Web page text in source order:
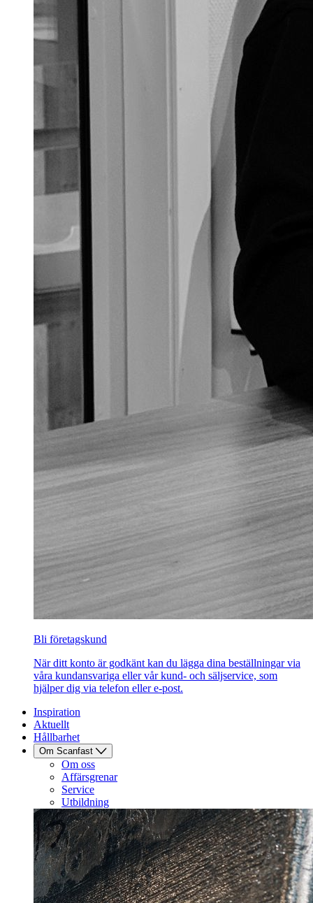
Bli företagskund
När ditt konto är godkänt kan du lägga dina beställningar via
våra kundansvariga eller vår kund- och säljservice, som
hjälper dig via telefon eller e-post.
Inspiration
Aktuellt
Hållbarhet
Om Scanfast
Om oss
Affärsgrenar
Service
Utbildning